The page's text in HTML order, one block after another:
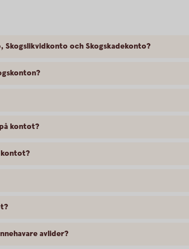
Skogslikvidkonto och Skogskadekonto?
kontot?
kontot?
avlider?